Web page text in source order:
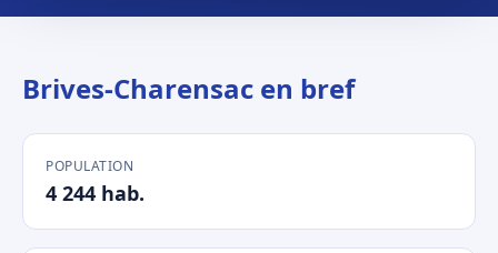
Brives-Charensac en bref
POPULATION
4 244 hab.